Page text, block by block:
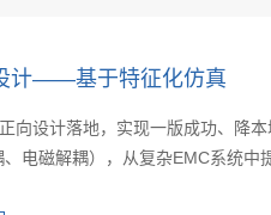
计——基于特征化仿真
向设计落地，实现一版成功、降
电磁解耦），从复杂EMC系统中